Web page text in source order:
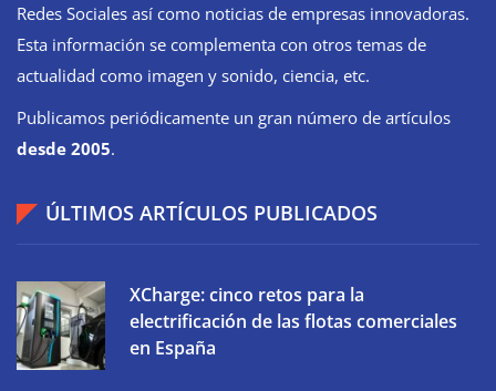
Redes Sociales así como noticias de empresas innovadoras.
Esta información se complementa con otros temas de
actualidad como imagen y sonido, ciencia, etc.
Publicamos periódicamente un gran número de artículos
desde 2005.
ÚLTIMOS ARTÍCULOS PUBLICADOS
XCharge: cinco retos para la
electrificación de las flotas comerciales
en España